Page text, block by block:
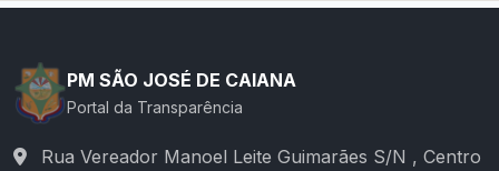
PM SÃO JOSÉ DE CAIANA
Portal da Transparência
Rua Vereador Manoel Leite Guimarães S/N , Centro